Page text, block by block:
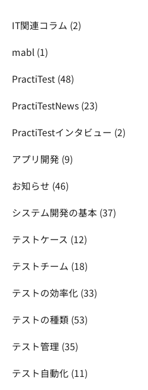
IT関連コラム (2)
mabl (1)
PractiTest (48)
PractiTestNews (23)
PractiTestインタビュー (2)
アプリ開発 (9)
お知らせ (46)
システム開発の基本 (37)
テストケース (12)
テストチーム (18)
テストの効率化 (33)
テストの種類 (53)
テスト管理 (35)
テスト自動化 (11)